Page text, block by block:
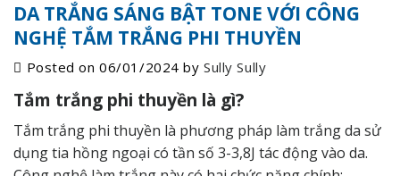
DA TRẮNG SÁNG BẬT TONE VỚI CÔNG
NGHỆ TẮM TRẮNG PHI THUYỀN
Posted on06/01/2024 bySully Sully
Tắm trắng phi thuyền là gì?
Tắm trắng phi thuyền là phương pháp làm trắng da sử
dụng tia hồng ngoại có tần số 3-3,8J tác động vào da.